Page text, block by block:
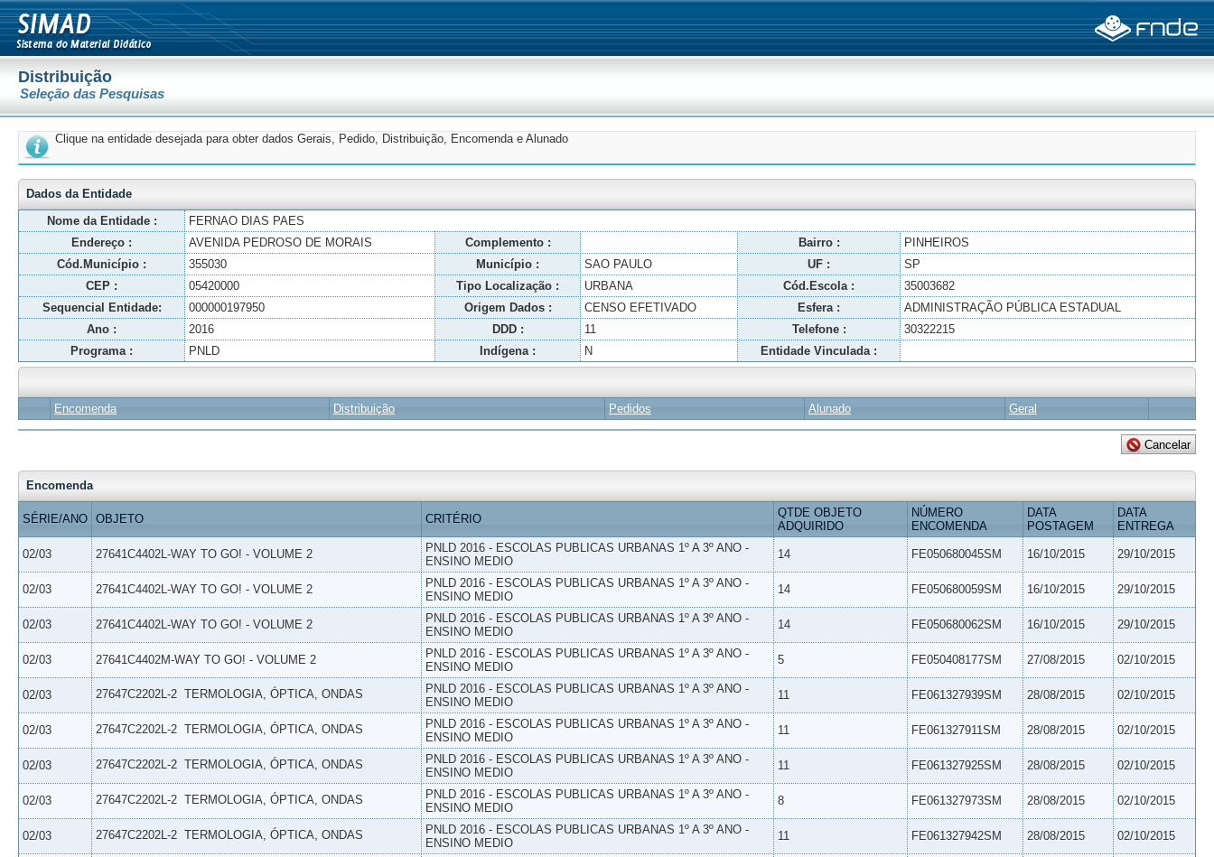
Distribuição
Seleção das Pesquisas
Clique na entidade desejada para obter dados Gerais, Pedido, Distribuição, Encomenda e Alunado
Dados da Entidade
Nome da Entidade :
FERNAO DIAS PAES
Endereço :
AVENIDA PEDROSO DE MORAIS Complemento : Bairro :
PINHEIROS
Cód.Município :
355030 Município : SAO PAULO UF :
SP
CEP :
05420000 Tipo Localização : URBANA Cód.Escola :
35003682
Sequencial Entidade:
000000197950 Origem Dados : CENSO EFETIVADO Esfera :
ADMINISTRAÇÃO PÚBLICA ESTADUAL
Ano :
2016 DDD : 11 Telefone :
30322215
Programa :
PNLD Indígena : N Entidade Vinculada :
Encomenda Distribuição Pedidos Alunado Geral
Encomenda
SÉRIE/ANO OBJETO CRITÉRIO
QTDE OBJETO
ADQUIRIDO
NÚMERO
ENCOMENDA
DATA
POSTAGEM
DATA
ENTREGA
02/03 27641C4402L-WAY TO GO! - VOLUME 2
PNLD 2016 - ESCOLAS PUBLICAS URBANAS 1º A 3º ANO -
ENSINO MEDIO
14 FE050680045SM 16/10/2015 29/10/2015
02/03 27641C4402L-WAY TO GO! - VOLUME 2
PNLD 2016 - ESCOLAS PUBLICAS URBANAS 1º A 3º ANO -
ENSINO MEDIO
14 FE050680059SM 16/10/2015 29/10/2015
02/03 27641C4402L-WAY TO GO! - VOLUME 2
PNLD 2016 - ESCOLAS PUBLICAS URBANAS 1º A 3º ANO -
ENSINO MEDIO
14 FE050680062SM 16/10/2015 29/10/2015
02/03 27641C4402M-WAY TO GO! - VOLUME 2
PNLD 2016 - ESCOLAS PUBLICAS URBANAS 1º A 3º ANO -
ENSINO MEDIO
5 FE050408177SM 27/08/2015 02/10/2015
02/03 27647C2202L-2  TERMOLOGIA, ÓPTICA, ONDAS
PNLD 2016 - ESCOLAS PUBLICAS URBANAS 1º A 3º ANO -
ENSINO MEDIO
11 FE061327939SM 28/08/2015 02/10/2015
02/03 27647C2202L-2  TERMOLOGIA, ÓPTICA, ONDAS
PNLD 2016 - ESCOLAS PUBLICAS URBANAS 1º A 3º ANO -
ENSINO MEDIO
11 FE061327911SM 28/08/2015 02/10/2015
02/03 27647C2202L-2  TERMOLOGIA, ÓPTICA, ONDAS
PNLD 2016 - ESCOLAS PUBLICAS URBANAS 1º A 3º ANO -
ENSINO MEDIO
11 FE061327925SM 28/08/2015 02/10/2015
02/03 27647C2202L-2  TERMOLOGIA, ÓPTICA, ONDAS
PNLD 2016 - ESCOLAS PUBLICAS URBANAS 1º A 3º ANO -
ENSINO MEDIO
8 FE061327973SM 28/08/2015 02/10/2015
02/03 27647C2202L-2  TERMOLOGIA, ÓPTICA, ONDAS
PNLD 2016 - ESCOLAS PUBLICAS URBANAS 1º A 3º ANO -
ENSINO MEDIO
11 FE061327942SM 28/08/2015 02/10/2015